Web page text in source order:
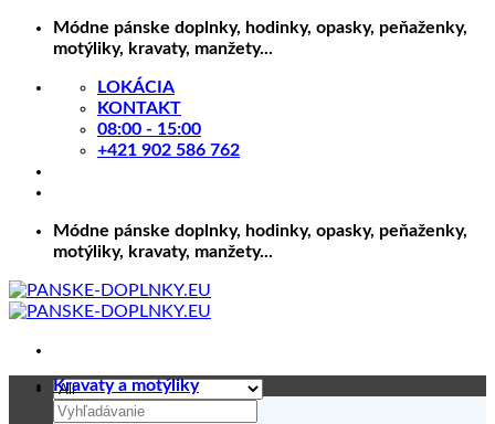
Skip
Módne pánske doplnky, hodinky, opasky, peňaženky,
motýliky, kravaty, manžety...
LOKÁCIA
KONTAKT
08:00 - 15:00
+421 902 586 762
Módne pánske doplnky, hodinky, opasky, peňaženky,
motýliky, kravaty, manžety...
Hľadať:
Kravaty a motýliky